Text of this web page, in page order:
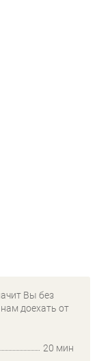
Вы без
доехать от
20 мин